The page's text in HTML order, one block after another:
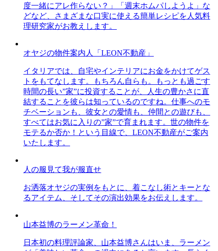
度一緒にアレ作らない？」「週末ホムパしようよ」な
どなど、さまざまな口実に使える簡単レシピを人気料
理研究家がお教えします。
オヤジの物件案内人「LEON不動産」
イタリアでは、自宅やインテリアにお金をかけてゲス
トをもてなします。もちろん自らも。もっとも過ごす
時間の長い”家”に投資することが、人生の豊かさに直
結することを彼らは知っているのですね。仕事へのモ
チベーションも、彼女との愛情も、仲間との遊びも、
すべてはお気に入りの”家”で育まれます。世の物件を
モテるか否か！という目線で、LEON不動産がご案内
いたします。
人の服見て我が服直せ
お洒落オヤジの実例をもとに、着こなし術とキーとな
るアイテム、そしてその演出効果をお伝えします。
山本益博のラーメン革命！
日本初の料理評論家、山本益博さんはいま、ラーメン